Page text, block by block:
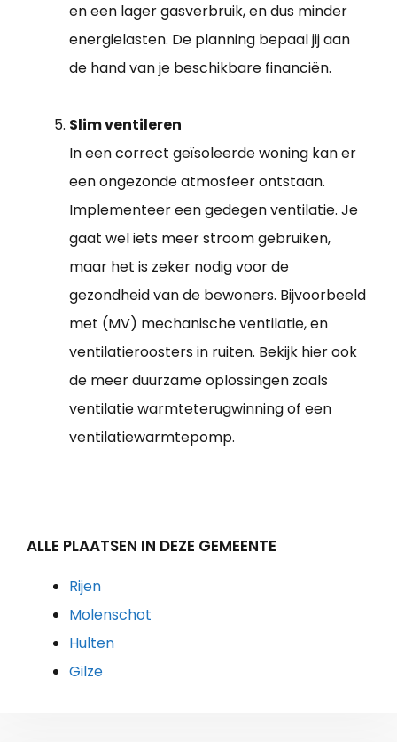
en een lager gasverbruik, en dus minder
energielasten. De planning bepaal jij aan
de hand van je beschikbare financiën.
Slim ventileren
In een correct geïsoleerde woning kan er
een ongezonde atmosfeer ontstaan.
Implementeer een gedegen ventilatie. Je
gaat wel iets meer stroom gebruiken,
maar het is zeker nodig voor de
gezondheid van de bewoners. Bijvoorbeeld
met (MV) mechanische ventilatie, en
ventilatieroosters in ruiten. Bekijk hier ook
de meer duurzame oplossingen zoals
ventilatie warmteterugwinning of een
ventilatiewarmtepomp.
ALLE PLAATSEN IN DEZE GEMEENTE
Rijen
Molenschot
Hulten
Gilze